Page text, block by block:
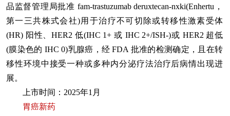
品监督管理局批准 fam-trastuzumab deruxtecan-nxki(Enhertu，
第一三共株式会社)用于治疗不可切除或转移性激素受体
(HR) 阳性、HER2 低(IHC 1+ 或 IHC 2+/ISH-)或 HER2 超低
(膜染色的 IHC 0)乳腺癌，经 FDA 批准的检测确定，且在转
移性环境中接受一种或多种内分泌疗法治疗后病情出现进
展。
上市时间：2025年1月
胃癌新药